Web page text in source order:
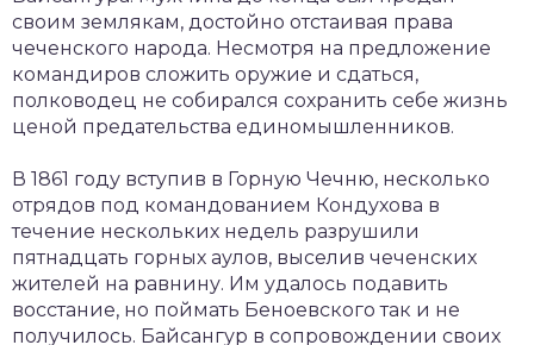
своим землякам, достойно отстаивая права
чеченского народа. Несмотря на предложение
командиров сложить оружие и сдаться,
полководец не собирался сохранить себе жизнь
ценой предательства единомышленников.
В 1861 году вступив в Горную Чечню, несколько
отрядов под командованием Кондухова в
течение нескольких недель разрушили
пятнадцать горных аулов, выселив чеченских
жителей на равнину. Им удалось подавить
восстание, но поймать Беноевского так и не
получилось. Байсангур в сопровождении своих